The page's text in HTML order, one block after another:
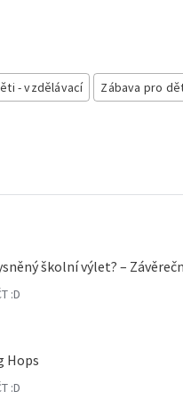
- vzdělávací Zábava pro
školní výlet? –
:D
Hops
:D